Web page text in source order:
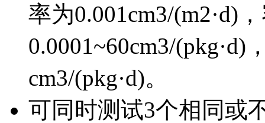
率为0.001cm3/(m2·d)
0.0001~60cm3/(pkg·d)
cm3/(pkg·d)。
可同时测试3个相同或